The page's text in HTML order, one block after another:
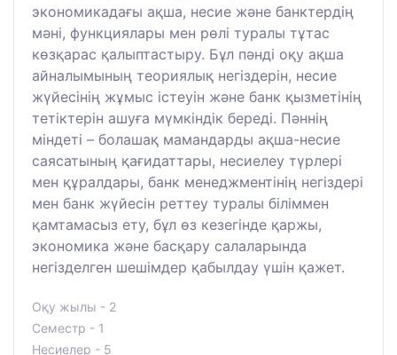
экономикадағы ақша, несие және банктердің
мәні, функциялары мен рөлі туралы тұтас
көзқарас қалыптастыру. Бұл пәнді оқу ақша
айналымының теориялық негіздерін, несие
жүйесінің жұмыс істеуін және банк қызметінің
тетіктерін ашуға мүмкіндік береді. Пәннің
міндеті – болашақ мамандарды ақша-несие
саясатының қағидаттары, несиелеу түрлері
мен құралдары, банк менеджментінің негіздері
мен банк жүйесін реттеу туралы біліммен
қамтамасыз ету, бұл өз кезегінде қаржы,
экономика және басқару салаларында
негізделген шешімдер қабылдау үшін қажет.
Оқу жылы - 2
Семестр - 1
Несиелер - 5